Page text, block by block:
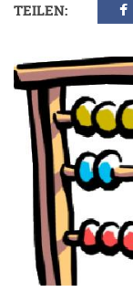
TEILEN: